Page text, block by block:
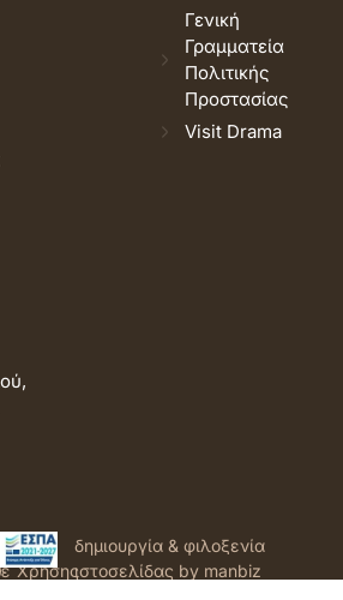
Γενική
Γραμματεία
Πολιτικής
Προστασίας
Visit Drama
Όροι
Χρήσης
δημιουργία & φιλοξενία
ιστοσελίδας by manbiz